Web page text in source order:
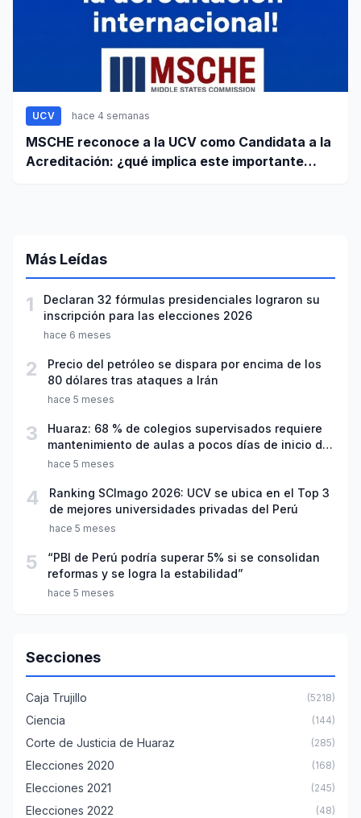
UCV hace 4 semanas
MSCHE reconoce a la UCV como Candidata a la
Acreditación: ¿qué implica este importante
Más Leídas
1
Declaran 32 fórmulas presidenciales lograron su
inscripción para las elecciones 2026
hace 6 meses
2
Precio del petróleo se dispara por encima de los
80 dólares tras ataques a Irán
hace 5 meses
3
Huaraz: 68 % de colegios supervisados requiere
mantenimiento de aulas a pocos días de inicio del
año escolar 2026
hace 5 meses
4
Ranking SCImago 2026: UCV se ubica en el Top 3
de mejores universidades privadas del Perú
hace 5 meses
5
“PBI de Perú podría superar 5% si se consolidan
reformas y se logra la estabilidad”
hace 5 meses
Secciones
Caja Trujillo (5218)
Ciencia (144)
Corte de Justicia de Huaraz (285)
Elecciones 2020 (168)
Elecciones 2021 (245)
Elecciones 2022 (48)